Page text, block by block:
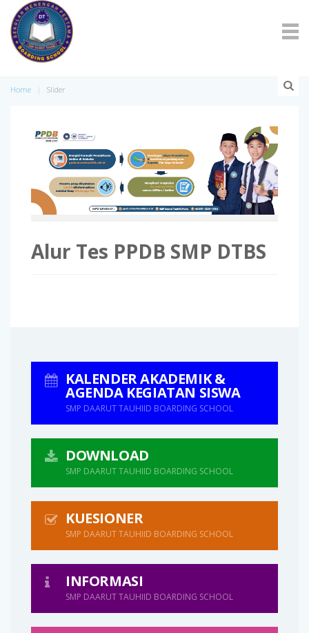
Home Slider
Alur Tes PPDB SMP DTBS
KALENDER AKADEMIK &
AGENDA KEGIATAN SISWA
SMP DAARUT TAUHIID BOARDING SCHOOL
DOWNLOAD
SMP DAARUT TAUHIID BOARDING SCHOOL
KUESIONER
SMP DAARUT TAUHIID BOARDING SCHOOL
INFORMASI
SMP DAARUT TAUHIID BOARDING SCHOOL